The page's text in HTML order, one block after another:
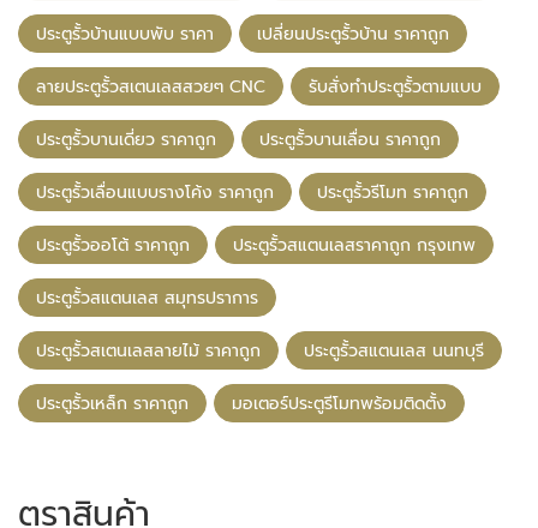
ประตูรั้วบ้านแบบพับ ราคา เปลี่ยนประตูรั้วบ้าน ราคาถูก
ลายประตูรั้วสเตนเลสสวยๆ CNC รับสั่งทำประตูรั้วตามแบบ
ประตูรั้วบานเดี่ยว ราคาถูก ประตูรั้วบานเลื่อน ราคาถูก
ประตูรั้วเลื่อนแบบรางโค้ง ราคาถูก ประตูรั้วรีโมท ราคาถูก
ประตูรั้วออโต้ ราคาถูก ประตูรั้วสแตนเลสราคาถูก กรุงเทพ
ประตูรั้วสแตนเลส สมุทรปราการ
ประตูรั้วสเตนเลสลายไม้ ราคาถูก ประตูรั้วสแตนเลส นนทบุรี
ประตูรั้วเหล็ก ราคาถูก มอเตอร์ประตูรีโมทพร้อมติดตั้ง
ตราสินค้า